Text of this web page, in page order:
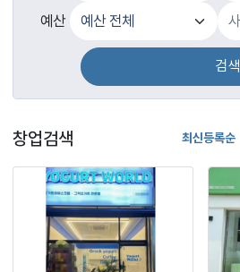
예산
검색
창업검색 최신등록순